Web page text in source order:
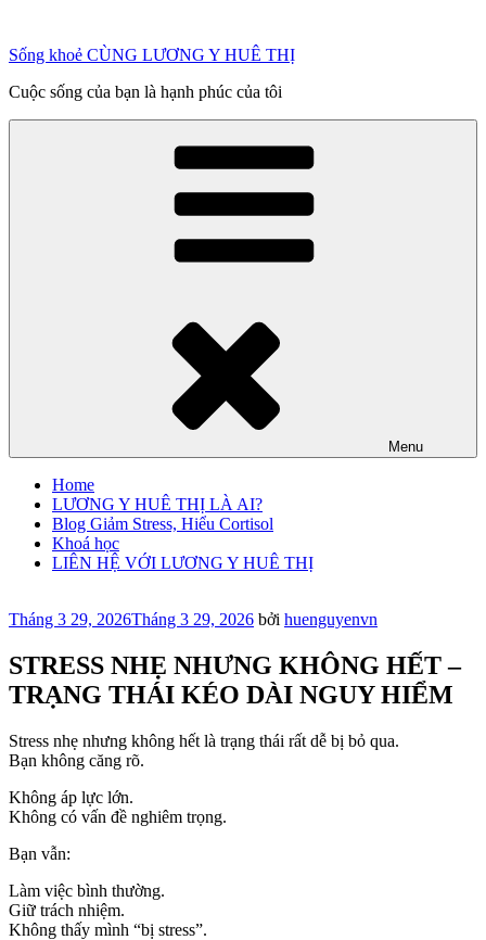
phần
dung
Sống khoẻ CÙNG LƯƠNG Y HUÊ THỊ
Cuộc sống của bạn là hạnh phúc của tôi
Menu
Home
LƯƠNG Y HUÊ THỊ LÀ AI?
Blog Giảm Stress, Hiểu Cortisol
Khoá học
LIÊN HỆ VỚI LƯƠNG Y HUÊ THỊ
Đăng
Tháng 3 29, 2026Tháng 3 29, 2026 bởi huenguyenvn
STRESS NHẸ NHƯNG KHÔNG HẾT –
TRẠNG THÁI KÉO DÀI NGUY HIỂM
Stress nhẹ nhưng không hết là trạng thái rất dễ bị bỏ qua.
Bạn không căng rõ.
Không áp lực lớn.
Không có vấn đề nghiêm trọng.
Bạn vẫn:
Làm việc bình thường.
Giữ trách nhiệm.
Không thấy mình “bị stress”.